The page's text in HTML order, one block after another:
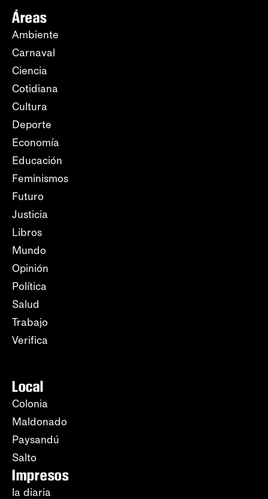
Áreas
Ambiente
Carnaval
Ciencia
Cotidiana
Cultura
Deporte
Economía
Educación
Feminismos
Futuro
Justicia
Libros
Mundo
Opinión
Política
Salud
Trabajo
Verifica
Local
Colonia
Maldonado
Paysandú
Salto
Impresos
la diaria